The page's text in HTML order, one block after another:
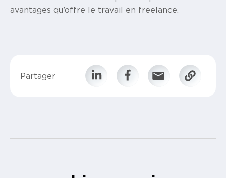
avantages qu’offre le travail en freelance.
Partager